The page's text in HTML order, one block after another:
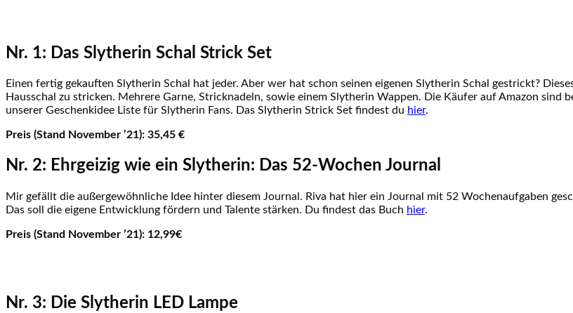
Nr. 1: Das Slytherin Schal Strick Set
Einen fertig gekauften Slytherin Schal hat jeder. Aber wer hat schon seinen eigenen Slytherin Schal gestrickt?
Hausschal zu stricken. Mehrere Garne, Stricknadeln, sowie einem Slytherin Wappen. Die Käufer auf Amazon sind
unserer Geschenkidee Liste für Slytherin Fans. Das Slytherin Strick Set findest du hier.
Preis (Stand November ’21): 35,45 €
Nr. 2: Ehrgeizig wie ein Slytherin: Das 52-Wochen Journal
Mir gefällt die außergewöhnliche Idee hinter diesem Journal. Riva hat hier ein Journal mit 52 Wochenaufgaben
Das soll die eigene Entwicklung fördern und Talente stärken. Du findest das Buch hier.
Preis (Stand November ’21): 12,99€
Nr. 3: Die Slytherin LED Lampe